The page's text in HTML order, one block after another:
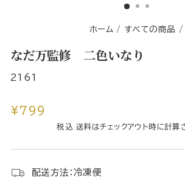
ホーム / すべての商品 /
なだ万監修 二色いなり
2161
通
¥799
税込 送料はチェックアウト時に計算
配送方法：冷凍便